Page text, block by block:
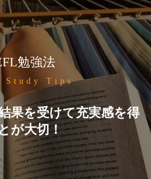
勉強法
Study Tips
果を受けて充実感を得
が大切！